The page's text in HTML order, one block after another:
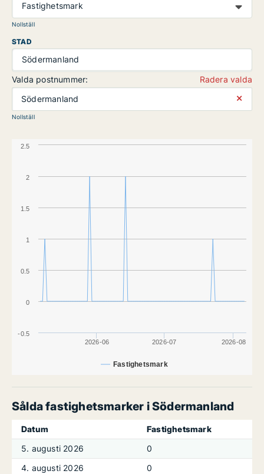
Fastighetsmark
Nollställ
STAD
Södermanland
Valda postnummer:
Radera valda
Södermanland
⨯
Nollställ
Fastighetsmark
2026-06 2026-07 2026-08
-0.5
0
0.5
1
1.5
2
2.5
Sålda fastighetsmarker i Södermanland
Datum
Fastighetsmark
5. augusti 2026
0
4. augusti 2026
0